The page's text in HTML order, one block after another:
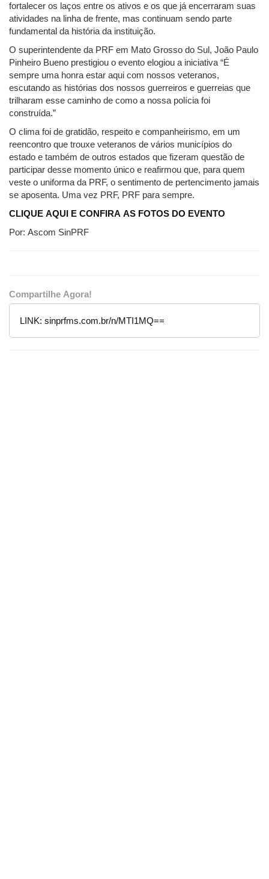
fortalecer os laços entre os ativos e os que já encerraram suas
atividades na linha de frente, mas continuam sendo parte
fundamental da história da instituição.
O superintendente da PRF em Mato Grosso do Sul, João Paulo
Pinheiro Bueno prestigiou o evento elogiou a iniciativa “É
sempre uma honra estar aqui com nossos veteranos,
escutando as histórias dos nossos guerreiros e guerreias que
trilharam esse caminho de como a nossa polícia foi
construída.”
O clima foi de gratidão, respeito e companheirismo, em um
reencontro que trouxe veteranos de vários municípios do
estado e também de outros estados que fizeram questão de
participar desse momento único e reafirmou que, para quem
veste o uniforma da PRF, o sentimento de pertencimento jamais
se aposenta. Uma vez PRF, PRF para sempre.
CLIQUE AQUI E CONFIRA AS FOTOS DO EVENTO
Por: Ascom SinPRF
Compartilhe Agora!
LINK: sinprfms.com.br/n/MTI1MQ==